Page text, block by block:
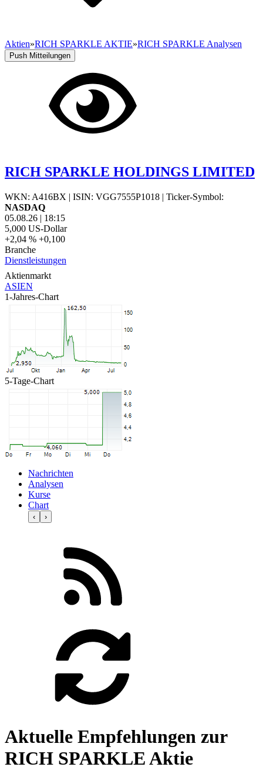
Aktien»RICH SPARKLE AKTIE»RICH SPARKLE Analysen
Push Mitteilungen
RICH SPARKLE HOLDINGS LIMITED
WKN: A416BX | ISIN: VGG7555P1018 | Ticker-Symbol:
NASDAQ
05.08.26 | 18:15
5,000 US-Dollar
+2,04 % +0,100
Branche
Dienstleistungen
Aktienmarkt
ASIEN
1-Jahres-Chart
5-Tage-Chart
Nachrichten
Analysen
Kurse
Chart
‹ ›
Aktuelle Empfehlungen zur
RICH SPARKLE Aktie